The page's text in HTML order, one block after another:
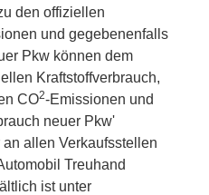
den offiziellen
und gegebenenfalls
Pkw können dem
Kraftstoffverbrauch,
CO2-Emissionen und
neuer Pkw'
allen Verkaufsstellen
Treuhand
ist unter